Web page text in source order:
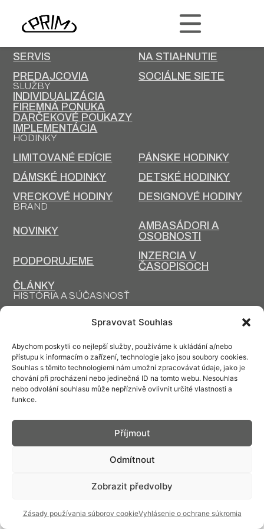
Spravovat Souhlas
Abychom poskytli co nejlepší služby, používáme k ukládání a/nebo
přístupu k informacím o zařízení, technologie jako jsou soubory cookies.
Souhlas s těmito technologiemi nám umožní zpracovávat údaje, jako je
chování při procházení nebo jedinečná ID na tomto webu. Nesouhlas
nebo odvolání souhlasu může nepříznivě ovlivnit určité vlastnosti a
funkce.
Příjmout
Odmítnout
Zobrazit předvolby
Zásady používania súborov cookieVyhlásenie o ochrane súkromia
PRIM
KARIÉRA
SERVIS
NA STIAHNUTIE
PREDAJCOVIA
SOCIÁLNE SIETE
SLUŽBY
INDIVIDUALIZÁCIA
FIREMNÁ PONUKA
DARČEKOVÉ POUKAZY
IMPLEMENTÁCIA
HODINKY
LIMITOVANÉ EDÍCIE
PÁNSKE HODINKY
DÁMSKÉ HODINKY
DETSKÉ HODINKY
VRECKOVÉ HODINY
DESIGNOVÉ HODINY
BRAND
NOVINKY
AMBASÁDORI A
OSOBNOSTI
PODPORUJEME
INZERCIA V
ČASOPISOCH
ČLÁNKY
HISTÓRIA A SÚČASNOSŤ
TECHNOLÓGIE
© PRIM2026